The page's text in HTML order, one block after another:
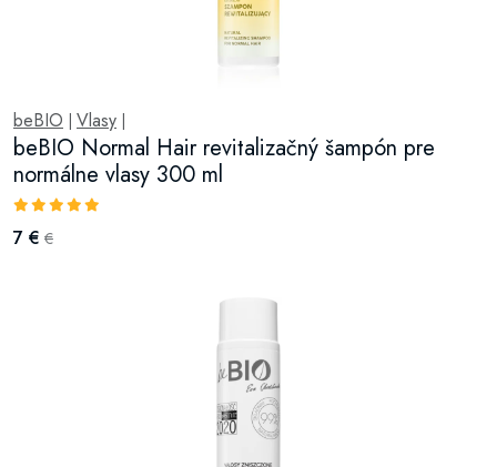
beBIO Vlasy
beBIO Normal Hair revitalizačný šampón pre
normálne vlasy 300 ml
7 € €